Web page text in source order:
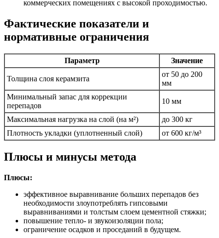
коммерческих помещениях с высокой проходимостью.
Фактические показатели и
нормативные ограничения
Параметр Значение
Толщина слоя керамзита
от 50 до 200
мм
Минимальный запас для коррекции
перепадов
10 мм
Максимальная нагрузка на слой (на м²)
до 300 кг
Плотность укладки (уплотненный слой)
от 600 кг/м³
Плюсы и минусы метода
Плюсы:
эффективное выравнивание больших перепадов без
необходимости злоупотреблять гипсовыми
выравниваниями и толстым слоем цементной стяжки;
повышение тепло- и звукоизоляции пола;
ограничение осадков и проседаний в будущем.